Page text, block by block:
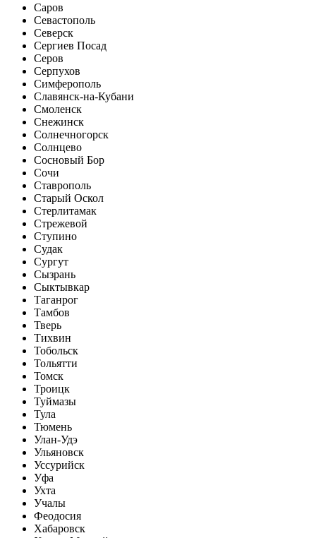
Саров
Севастополь
Северск
Сергиев Посад
Серов
Серпухов
Симферополь
Славянск-на-Кубани
Смоленск
Снежинск
Солнечногорск
Солнцево
Сосновый Бор
Сочи
Ставрополь
Старый Оскол
Стерлитамак
Стрежевой
Ступино
Судак
Сургут
Сызрань
Сыктывкар
Таганрог
Тамбов
Тверь
Тихвин
Тобольск
Тольятти
Томск
Троицк
Туймазы
Тула
Тюмень
Улан-Удэ
Ульяновск
Уссурийск
Уфа
Ухта
Учалы
Феодосия
Хабаровск